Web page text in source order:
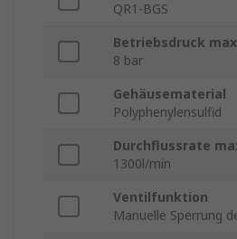
QR1-BGS
Betriebsdruck
8 bar
Gehäusematerial
Polyphenylensulfid
Durchflussrate
1300l/min
Ventilfunktion
Manuelle Sperrung